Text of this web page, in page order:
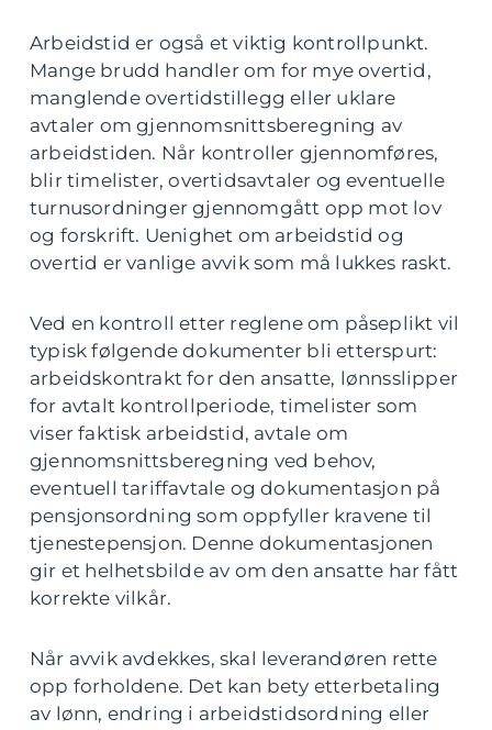
Arbeidstid er også et viktig kontrollpunkt.
Mange brudd handler om for mye overtid,
manglende overtidstillegg eller uklare
avtaler om gjennomsnittsberegning av
arbeidstiden. Når kontroller gjennomføres,
blir timelister, overtidsavtaler og eventuelle
turnusordninger gjennomgått opp mot lov
og forskrift. Uenighet om arbeidstid og
overtid er vanlige avvik som må lukkes raskt.
Ved en kontroll etter reglene om påseplikt vil
typisk følgende dokumenter bli etterspurt:
arbeidskontrakt for den ansatte, lønnsslipper
for avtalt kontrollperiode, timelister som
viser faktisk arbeidstid, avtale om
gjennomsnittsberegning ved behov,
eventuell tariffavtale og dokumentasjon på
pensjonsordning som oppfyller kravene til
tjenestepensjon. Denne dokumentasjonen
gir et helhetsbilde av om den ansatte har fått
korrekte vilkår.
Når avvik avdekkes, skal leverandøren rette
opp forholdene. Det kan bety etterbetaling
av lønn, endring i arbeidstidsordning eller